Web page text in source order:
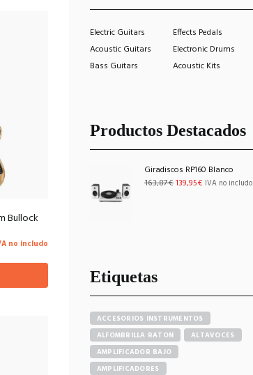
Bullock
no includo
Electric Guitars
Effects Pedals
Acoustic Guitars
Electronic Drums
Bass Guitars
Acoustic Kits
Productos Destacados
Giradiscos RP160 Blanco
163,87€El
139,95€ElIVA no includo
Etiquetas
ACCESORIOS INSTRUMENTOS
ALFOMBRILLA RATON
ALTAVOCES
AMPLIFICADOR BAJO
AMPLIFICADORES